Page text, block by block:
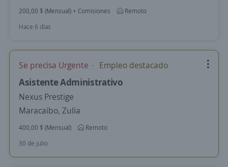
200,00 $ (Mensual) + Comisiones
Remoto
Hace 6 días
Se precisa Urgente Empleo destacado
Asistente Administrativo
Nexus Prestige
Maracaibo, Zulia
400,00 $ (Mensual)
Remoto
30 de julio